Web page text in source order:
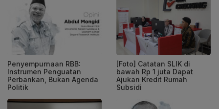
Penyempurnaan RBB:
Instrumen Penguatan
Perbankan, Bukan Agenda
Politik
[Foto] Catatan SLIK di
bawah Rp 1 juta Dapat
Ajukan Kredit Rumah
Subsidi